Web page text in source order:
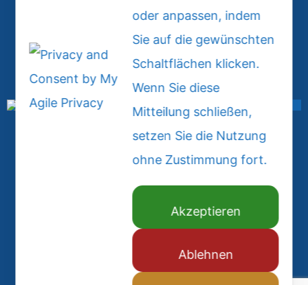
SEDE CHEREMULE: +39 079 676 6008
EMAIL: info@tandaespada.it
ALL RIGHTS RESERVED
PRIVACY POLICY E COOKIE (GDPR)
oder anpassen, indem
Sie auf die gewünschten
Schaltflächen klicken.
Wenn Sie diese
Mitteilung schließen,
setzen Sie die Nutzung
ohne Zustimmung fort.
Akzeptieren
Ablehnen